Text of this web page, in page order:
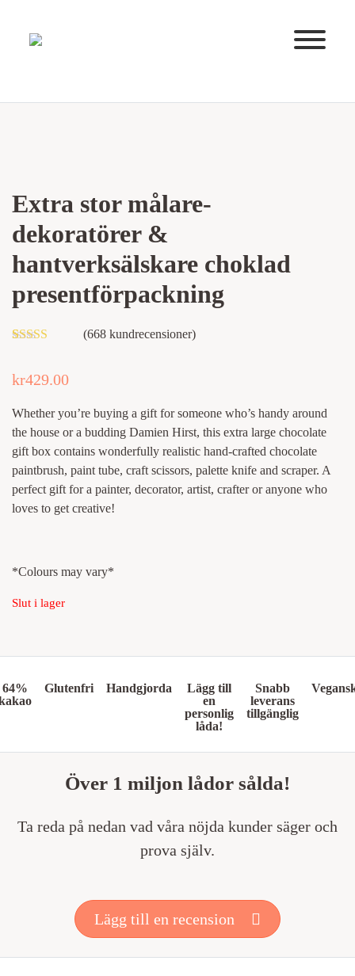
Huvudnavigering
Extra stor målare-
dekoratörer &
hantverksälskare choklad
presentförpackning
baserat på
(668 kundrecensioner)
kr429.00
Whether you’re buying a gift for someone who’s handy around
the house or a budding Damien Hirst, this extra large chocolate
gift box contains wonderfully realistic hand-crafted chocolate
paintbrush, paint tube, craft scissors, palette knife and scraper. A
perfect gift for a painter, decorator, artist, crafter or anyone who
loves to get creative!
*Colours may vary*
Slut i lager
64%
Glutenfri Handgjorda
Lägg till
en
personlig
låda!
Snabb
leverans
tillgänglig
Över 1 miljon lådor sålda!
Ta reda på nedan vad våra nöjda kunder säger och
prova själv.
Lägg till en recension